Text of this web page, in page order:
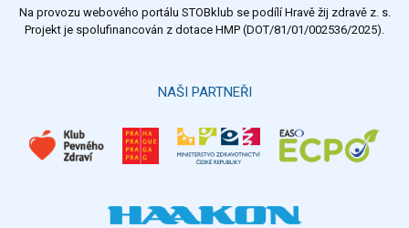
Na provozu webového portálu STOBklub se podílí Hravě žij zdravě z. s.
Projekt je spolufinancován z dotace HMP (DOT/81/01/002536/2025).
NAŠI PARTNEŘI